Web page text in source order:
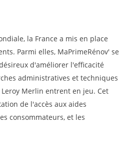
la France a mis en place
Parmi elles, MaPrimeRénov' se
d'améliorer l'efficacité
administratives et techniques
Merlin entrent en jeu. Cet
de l'accès aux aides
consommateurs, et les